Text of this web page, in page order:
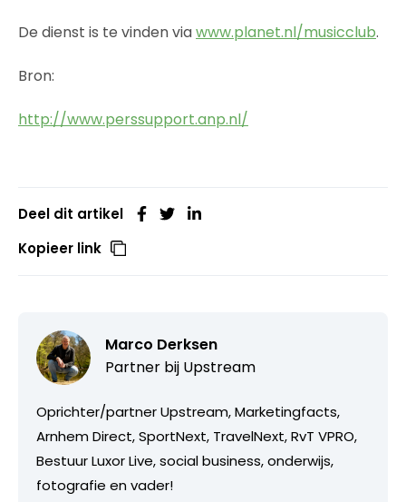
De dienst is te vinden viawww.planet.nl/musicclub.
Bron:
http://www.perssupport.anp.nl/
Deel dit artikel
Kopieer link
Marco Derksen
Partner bij Upstream
Oprichter/partner Upstream, Marketingfacts,
Arnhem Direct, SportNext, TravelNext, RvT VPRO,
Bestuur Luxor Live, social business, onderwijs,
fotografie en vader!